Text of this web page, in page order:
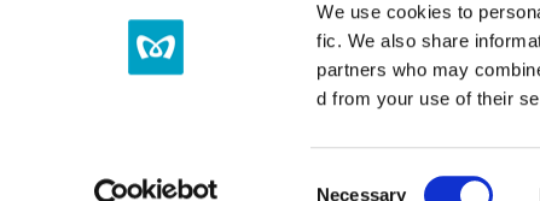
We use cookies to
fic. We also share
partners who may
d from your use of their
Necessary
（
サイトマップ リンク集